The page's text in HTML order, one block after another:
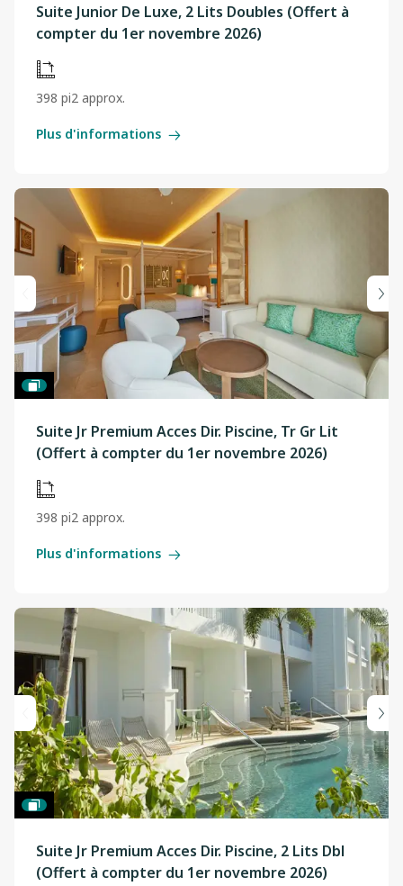
Suite Junior De Luxe, 2 Lits Doubles (Offert à
compter du 1er novembre 2026)
398 pi2 approx.
Plus d'informations
Suite Jr Premium Acces Dir. Piscine, Tr Gr Lit
(Offert à compter du 1er novembre 2026)
398 pi2 approx.
Plus d'informations
Suite Jr Premium Acces Dir. Piscine, 2 Lits Dbl
(Offert à compter du 1er novembre 2026)